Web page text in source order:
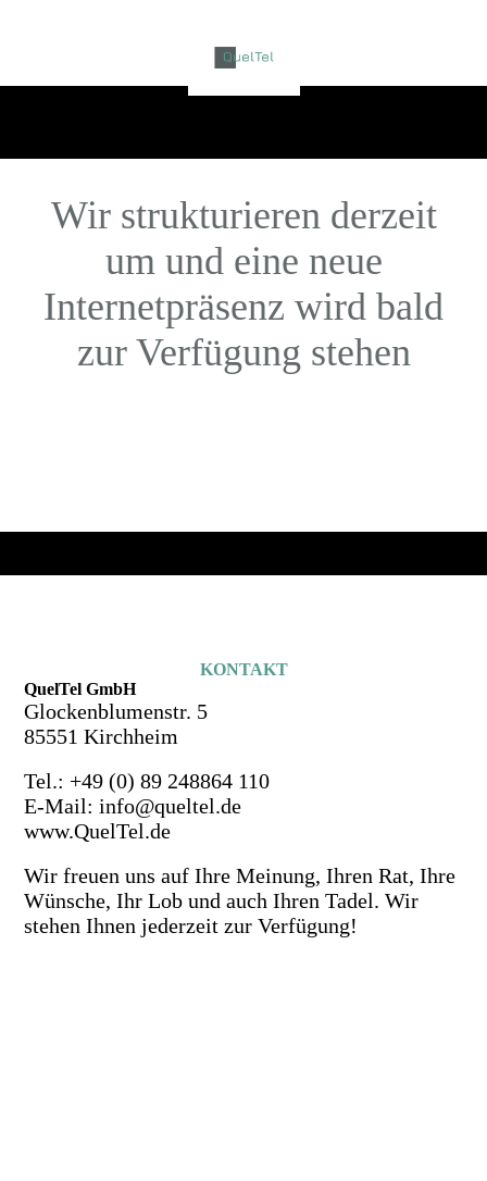
Wir strukturieren derzeit
um und eine neue
Internetpräsenz wird bald
zur Verfügung stehen
KONTAKT
QuelTel GmbH
Glockenblumenstr. 5
85551 Kirchheim
Tel.: +49 (0) 89 248864 110
E-Mail: info@queltel.de
www.QuelTel.de
Wir freuen uns auf Ihre Meinung, Ihren Rat, Ihre
Wünsche, Ihr Lob und auch Ihren Tadel. Wir
stehen Ihnen jederzeit zur Verfügung!